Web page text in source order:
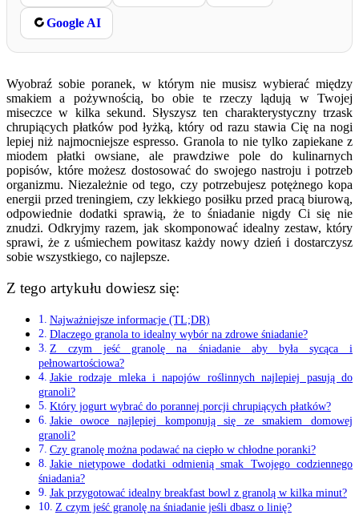
Google AI
Wyobraź sobie poranek, w którym nie musisz wybierać między
smakiem a pożywnością, bo obie te rzeczy lądują w Twojej
miseczce w kilka sekund. Słyszysz ten charakterystyczny trzask
chrupiących płatków pod łyżką, który od razu stawia Cię na nogi
lepiej niż najmocniejsze espresso. Granola to nie tylko zapiekane z
miodem płatki owsiane, ale prawdziwe pole do kulinarnych
popisów, które możesz dostosować do swojego nastroju i potrzeb
organizmu. Niezależnie od tego, czy potrzebujesz potężnego kopa
energii przed treningiem, czy lekkiego posiłku przed pracą biurową,
odpowiednie dodatki sprawią, że to śniadanie nigdy Ci się nie
znudzi. Odkryjmy razem, jak skomponować idealny zestaw, który
sprawi, że z uśmiechem powitasz każdy nowy dzień i dostarczysz
sobie wszystkiego, co najlepsze.
Z tego artykułu dowiesz się:
Najważniejsze informacje (TL;DR)
Dlaczego granola to idealny wybór na zdrowe śniadanie?
Z czym jeść granolę na śniadanie aby była sycąca i
pełnowartościowa?
Jakie rodzaje mleka i napojów roślinnych najlepiej pasują do
granoli?
Który jogurt wybrać do porannej porcji chrupiących płatków?
Jakie owoce najlepiej komponują się ze smakiem domowej
granoli?
Czy granolę można podawać na ciepło w chłodne poranki?
Jakie nietypowe dodatki odmienią smak Twojego codziennego
śniadania?
Jak przygotować idealny breakfast bowl z granolą w kilka minut?
Z czym jeść granolę na śniadanie jeśli dbasz o linię?